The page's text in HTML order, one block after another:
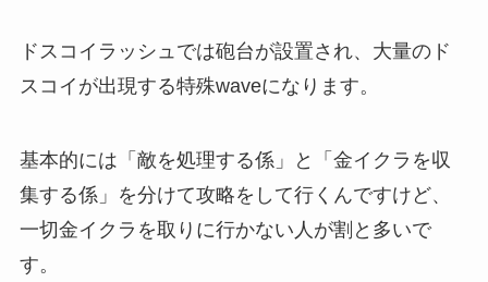
ドスコイラッシュでは砲台が設置され、大量のド
スコイが出現する特殊waveになります。
基本的には「敵を処理する係」と「金イクラを収
集する係」を分けて攻略をして行くんですけど、
一切金イクラを取りに行かない人が割と多いで
す。